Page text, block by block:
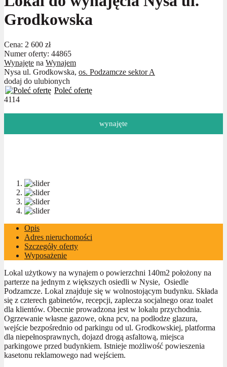
Grodkowska
Cena: 2 600 zł
Numer oferty: 44865
Wynajęte na Wynajem
Nysa ul. Grodkowska, os. Podzamcze sektor A
dodaj do ulubionych
Poleć ofertę
4114
wynajęte
Opis
Adres nieruchomości
Szczegóły oferty
Wyposażenie
Lokal użytkowy na wynajem o powierzchni 140m2 położony na
parterze na jednym z większych osiedli w Nysie, Osiedle
Podzamcze. Lokal znajduje się w wolnostojącym budynku. Składa
się z czterech gabinetów, recepcji, zaplecza socjalnego oraz toalet
dla klientów. Obecnie prowadzona jest w lokalu przychodnia.
Ogrzewanie własne gazowe, okna pcv, na podłodze glazura,
wejście bezpośrednio od parkingu od ul. Grodkowskiej, platforma
dla niepełnosprawnych, dojazd drogą asfaltową, miejsca
parkingowe przed budynkiem. Istnieje możliwość powieszenia
kasetonu reklamowego nad wejściem.